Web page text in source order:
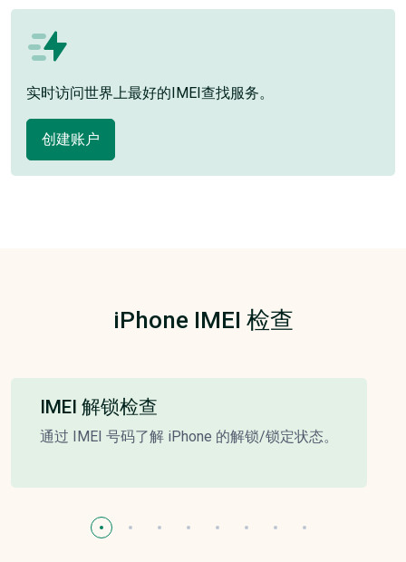
实时访问世界上最好的IMEI查找服务。
创建账户
iPhone IMEI 检查
IMEI 解锁检查
通过 IMEI 号码了解 iPhone 的解锁/锁定状态。